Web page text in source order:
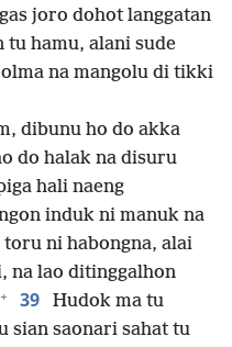
joro dohot langgatan
tu hamu, alani sude
na mangolu di tikki
dibunu ho do akka
do halak na disuru
hali naeng
induk ni manuk na
ni habongna, alai
na lao ditinggalhon
+ 39
Hudok ma tu
sian saonari sahat tu